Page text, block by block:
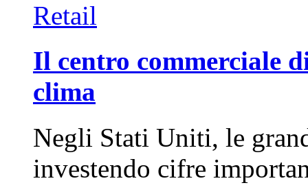
Retail
Il centro commerciale
clima
Negli Stati Uniti, le
investendo cifre